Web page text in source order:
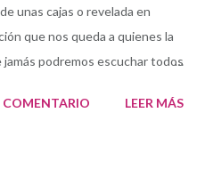
unas cajas o revelada en
que nos queda a quienes la
podremos escuchar todos
esta ya tradicional lista que
COMENTARIO LEER MÁS